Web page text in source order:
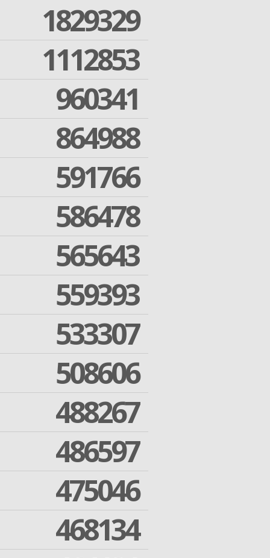
1829329
1112853
960341
864988
591766
586478
565643
559393
533307
508606
488267
486597
475046
468134